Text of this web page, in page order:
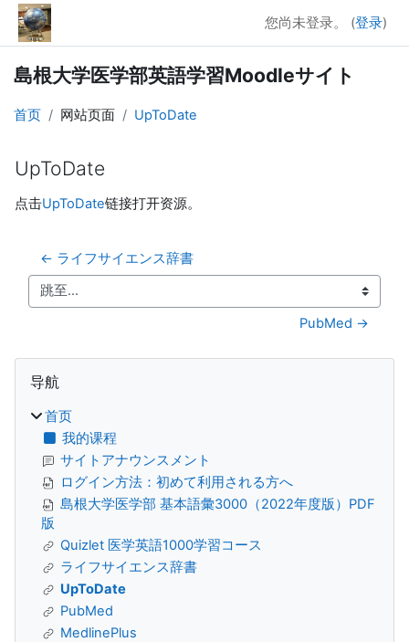
跳到主要内容
您尚未登录。 (登录)
島根大学医学部英語学習Moodleサイト
首页 网站页面 UpToDate
UpToDate
完成条件
点击UpToDate链接打开资源。
← ライフサイエンス辞書
跳至...
PubMed →
版块
导航
首页
我的课程
サイトアナウンスメント
ログイン方法：初めて利用される方へ
島根大学医学部 基本語彙3000（2022年度版）PDF
版
Quizlet 医学英語1000学習コース
ライフサイエンス辞書
UpToDate
PubMed
MedlinePlus